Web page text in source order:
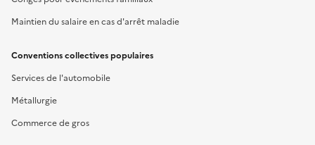
Maintien du salaire en cas d'arrêt maladie
Conventions collectives populaires
Services de l'automobile
Métallurgie
Commerce de gros